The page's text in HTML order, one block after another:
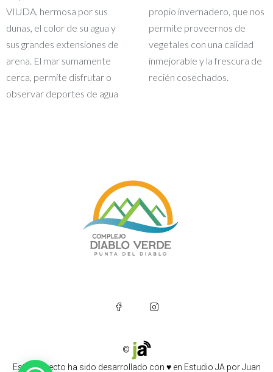
VIUDA, hermosa por sus
dunas, el color de su agua y
sus grandes extensiones de
arena. El mar sumamente
cerca, permite disfrutar o
observar deportes de agua
propio invernadero, que nos
permite proveernos de
vegetales con una calidad
inmejorable y la frescura de
recién cosechados.
©
Este proyecto ha sido desarrollado con ♥ en Estudio JA porJuan